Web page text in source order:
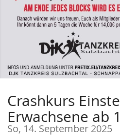
Crashkurs
Erwachsene ab
So, 14. September 2025